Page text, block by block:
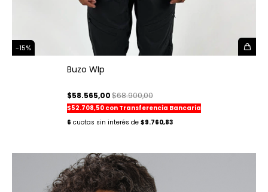
-15%
Buzo WIp
$58.565,00$68.900,00
$52.708,50 con Transferencia Bancaria
6
$9.760,83